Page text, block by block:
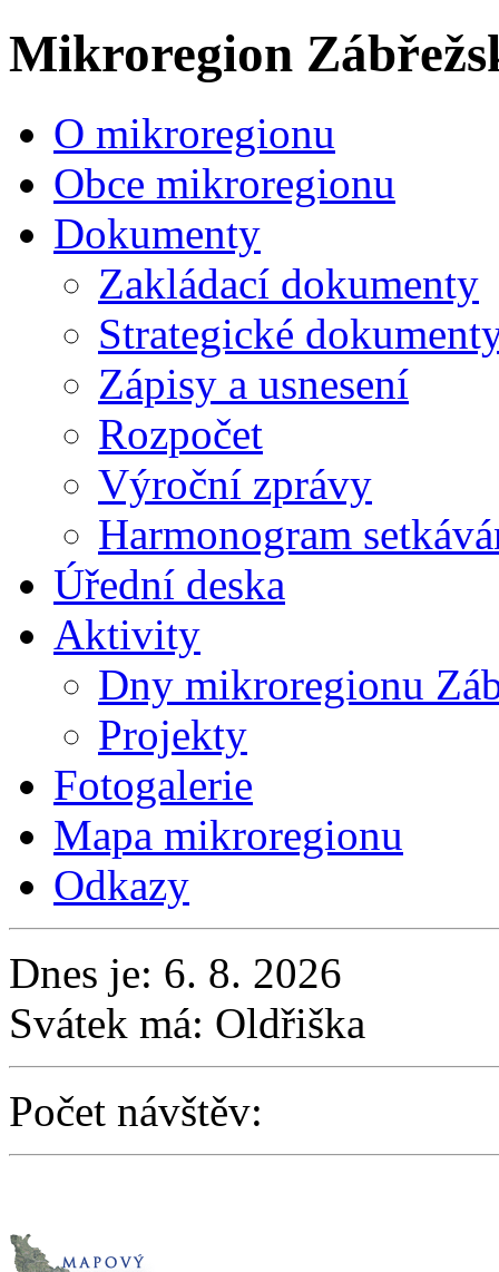
Mikroregion
O mikroregionu
Obce mikroregionu
Dokumenty
Zakládací dokumenty
Strategické
Zápisy a usnesení
Rozpočet
Výroční zprávy
Harmonogram
Úřední deska
Aktivity
Dny mikroregionu
Projekty
Fotogalerie
Mapa mikroregionu
Odkazy
Dnes je: 6. 8. 2026
Svátek má: Oldřiška
Počet návštěv: